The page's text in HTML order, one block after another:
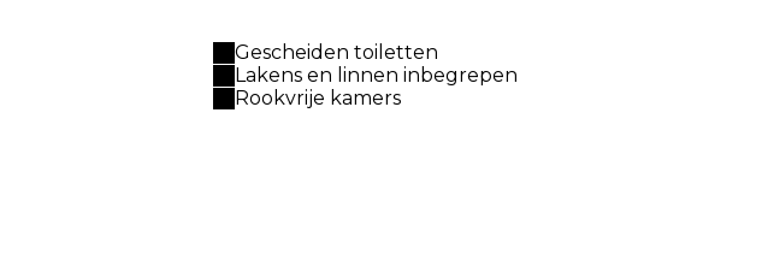
Gescheiden toiletten
Lakens en linnen inbegrepen
Rookvrije kamers